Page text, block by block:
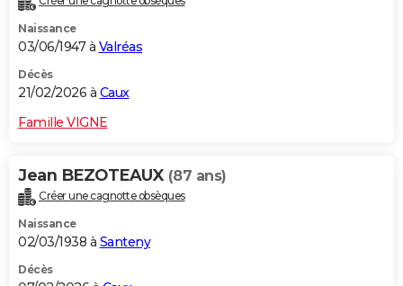
Naissance
03/06/1947 à Valréas
Décès
21/02/2026 à Caux
Famille VIGNE
Jean BEZOTEAUX (87 ans)
Créer une cagnotte obsèques
Naissance
02/03/1938 à Santeny
Décès